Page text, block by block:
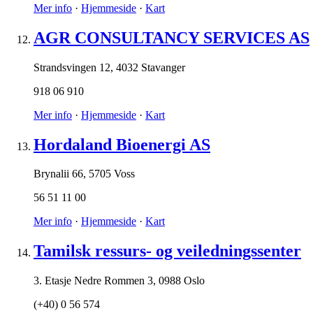
Mer info · Hjemmeside · Kart
AGR CONSULTANCY SERVICES AS
Strandsvingen 12, 4032 Stavanger
918 06 910
Mer info · Hjemmeside · Kart
Hordaland Bioenergi AS
Brynalii 66, 5705 Voss
56 51 11 00
Mer info · Hjemmeside · Kart
Tamilsk ressurs- og veiledningssenter
3. Etasje Nedre Rommen 3, 0988 Oslo
(+40) 0 56 574